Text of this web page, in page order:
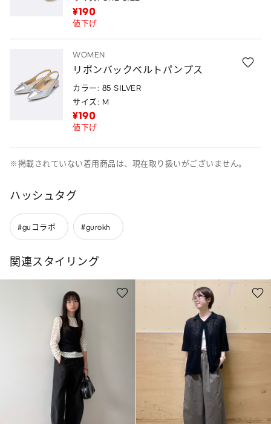
¥190
値下げ
WOMEN
リボンバックベルトパンプス
カラー: 85 SILVER
サイズ: M
¥190
値下げ
※掲載されていない着用商品は、現在取り扱いがございません。
ハッシュタグ
#guコラボ #gurokh
関連スタイリング